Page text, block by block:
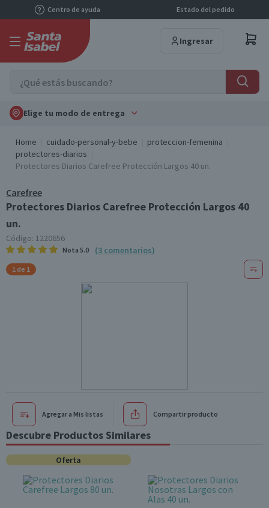
Centro de ayuda Estado del pedido
Ingresar
Elige tu modo de entrega
Home cuidado-personal-y-bebe
proteccion-femenina
protectores-diarios
Protectores Diarios Carefree Protección Largos 40 un.
Carefree
Protectores Diarios Carefree Protección Largos 40
un.
Código: 1220656
Nota 5.0 (3 comentarios)
1 de 1
Agregar a Mis listas Compartir producto
Descubre Productos Similares
Oferta